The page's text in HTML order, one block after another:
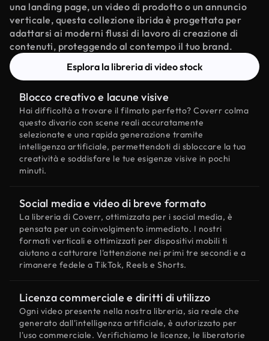
una landing page, un video di prodotto o un annuncio
verticale, questa collezione ibrida è progettata per
adattarsi ai moderni flussi di lavoro di creazione di
contenuti, proteggendo al contempo il tuo brand.
Esplora la libreria di video stock
Blocco creativo e lacune visive
Hai difficoltà a trovare il filmato perfetto? Coverr colma
questo divario con scene reali accuratamente
selezionate e una rapida generazione tramite
intelligenza artificiale, permettendoti di sbloccare la tua
creatività e soddisfare le tue esigenze visive in pochi
minuti.
Social media e video di breve formato
La libreria di Coverr, ottimizzata per i social media, è
pensata per un coinvolgimento immediato. I nostri
formati verticali e ottimizzati per dispositivi mobili ti
aiutano a catturare l'attenzione nei primi tre secondi e a
rimanere fedele a TikTok, Reels e Shorts.
Licenza commerciale e diritti di utilizzo
Ogni video presente nella nostra libreria, sia reale che
generato dall'intelligenza artificiale, è autorizzato per
l'uso commerciale. Verifichiamo le licenze, le liberatorie